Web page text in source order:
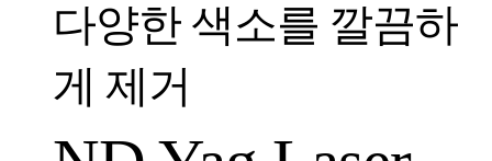
다양한 색소를 깔끔하
게 제거